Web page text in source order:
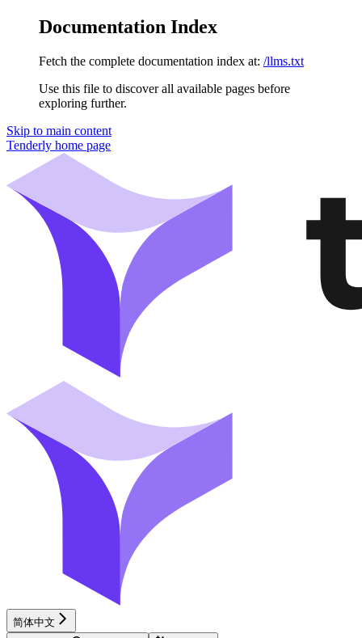
Documentation Index
Fetch the complete documentation index at: /llms.txt
Use this file to discover all available pages before
exploring further.
Skip to main content
Tenderly home page
简体中文